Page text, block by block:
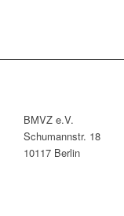
BMVZ e.V.
Schumannstr. 18
10117 Berlin